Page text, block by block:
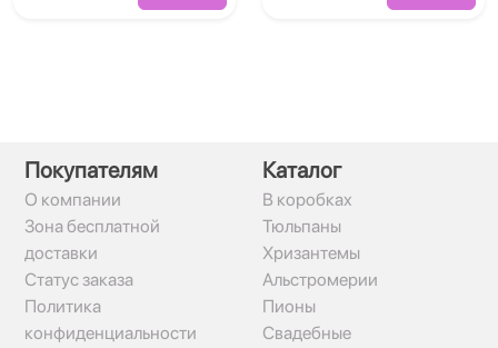
Покупателям
О компании
Зона бесплатной
доставки
Статус заказа
Политика
конфиденциальности
Каталог
В коробках
Тюльпаны
Хризантемы
Альстромерии
Пионы
Свадебные